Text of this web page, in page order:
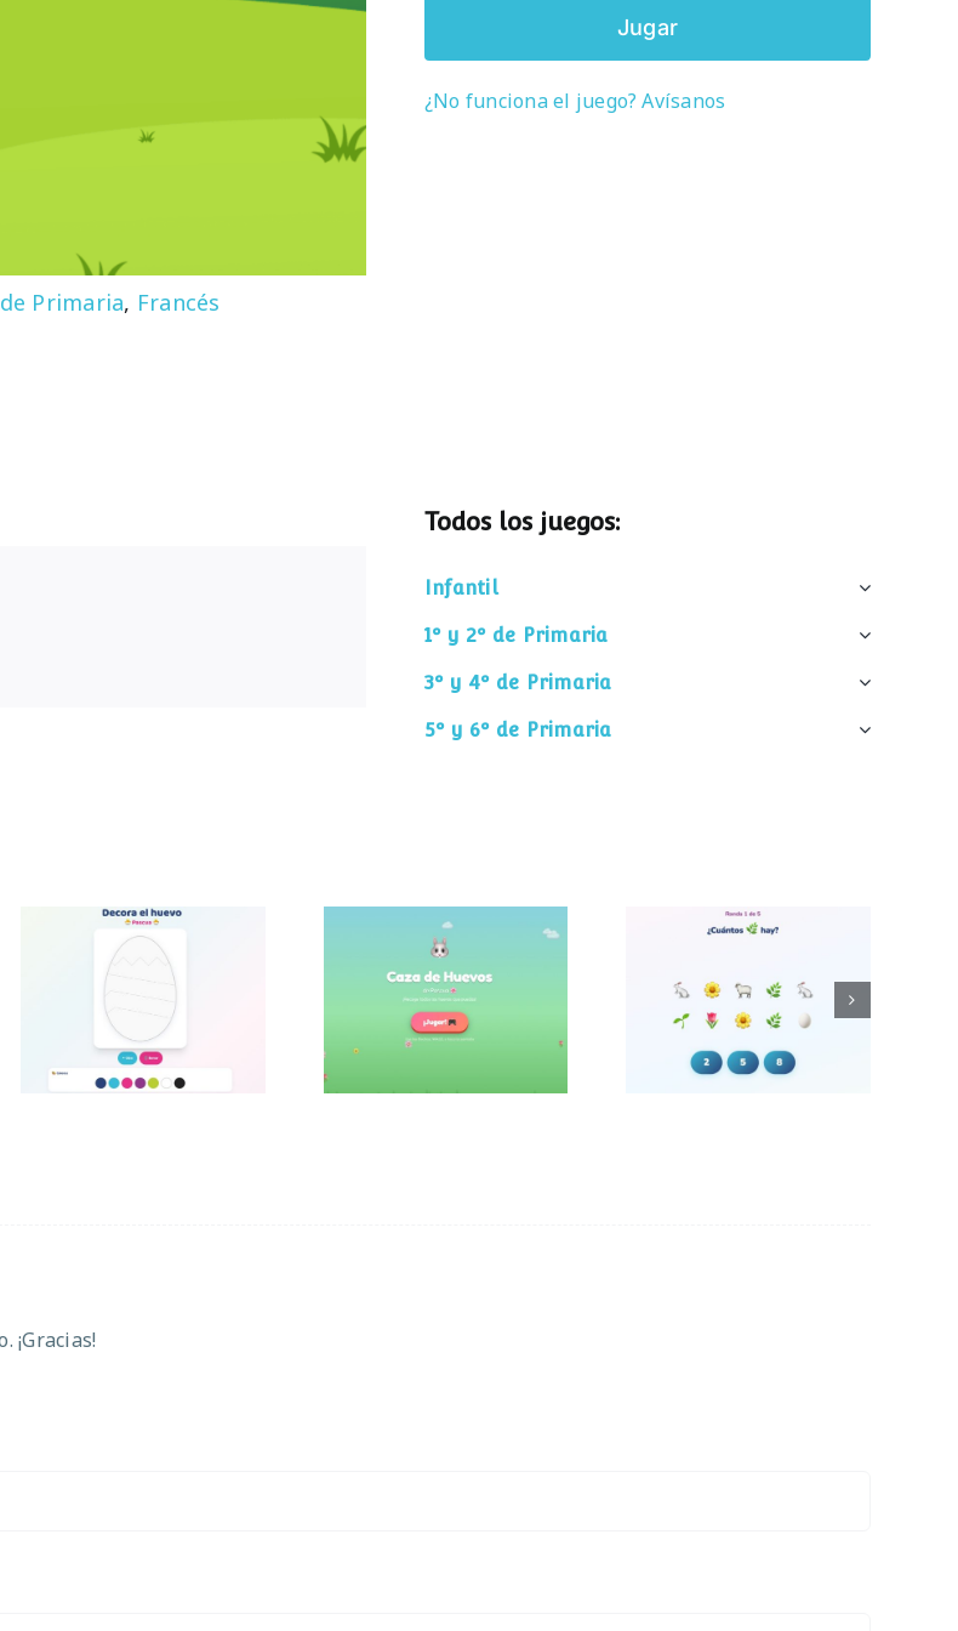
Primaria, Francés
Jugar
¿No funciona el juego? Avísanos
Todos los juegos:
Infantil
1º y 2º de Primaria
3º y 4º de Primaria
5º y 6º de Primaria
Decora el huevo de
Pascua
Caza de huevos
¿Cuántos
elementos hay?